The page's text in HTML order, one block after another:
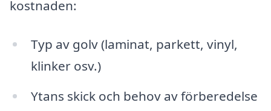
kostnaden:
Typ av golv (laminat, parkett, vinyl,
klinker osv.)
Ytans skick och behov av förberedelse